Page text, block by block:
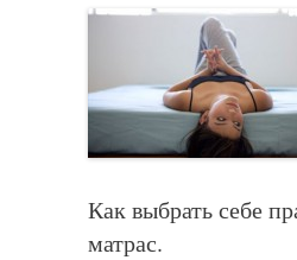
Как выбрать себе
матрас.